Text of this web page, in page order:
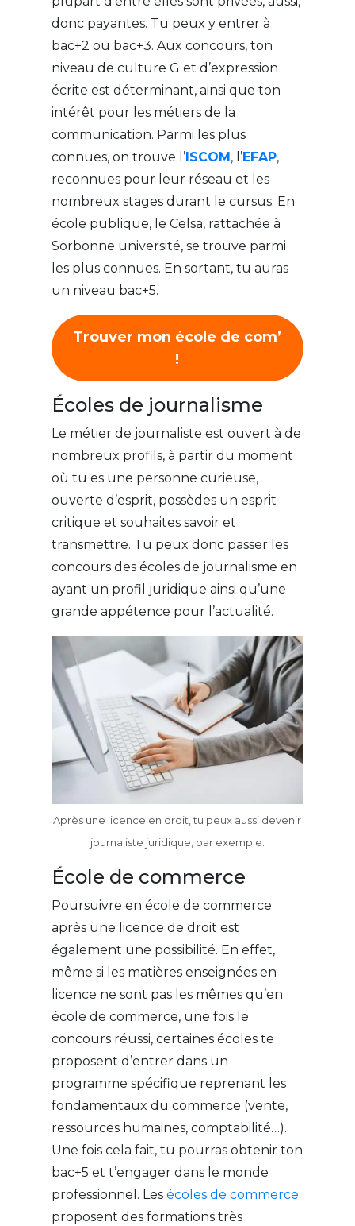
donc payantes. Tu peux y entrer à
bac+2 ou bac+3. Aux concours, ton
niveau de culture G et d’expression
écrite est déterminant, ainsi que ton
intérêt pour les métiers de la
communication. Parmi les plus
connues, on trouve l’ISCOM, l’EFAP,
reconnues pour leur réseau et les
nombreux stages durant le cursus. En
école publique, le Celsa, rattachée à
Sorbonne université, se trouve parmi
les plus connues. En sortant, tu auras
un niveau bac+5.
Trouver mon école de com’
!
Écoles de journalisme
Le métier de journaliste est ouvert à de
nombreux profils, à partir du moment
où tu es une personne curieuse,
ouverte d’esprit, possèdes un esprit
critique et souhaites savoir et
transmettre. Tu peux donc passer les
concours des écoles de journalisme en
ayant un profil juridique ainsi qu’une
grande appétence pour l’actualité.
Après une licence en droit, tu peux aussi devenir
journaliste juridique, par exemple.
École de commerce
Poursuivre en école de commerce
après une licence de droit est
également une possibilité. En effet,
même si les matières enseignées en
licence ne sont pas les mêmes qu’en
école de commerce, une fois le
concours réussi, certaines écoles te
proposent d’entrer dans un
programme spécifique reprenant les
fondamentaux du commerce (vente,
ressources humaines, comptabilité…).
Une fois cela fait, tu pourras obtenir ton
bac+5 et t’engager dans le monde
professionnel. Les écoles de commerce
proposent des formations très